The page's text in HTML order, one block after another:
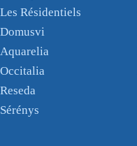
Les Résidentiels
Domusvi
Aquarelia
Occitalia
Reseda
Sérénys